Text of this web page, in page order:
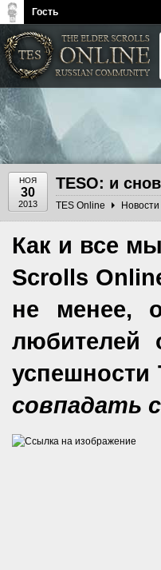
НОЯ
30
2013
TESO: и
TES Online Новости
Как и все
Scrolls
не менее,
любителей
совпадать
The Elder Scrolls, Fallout,
Bethesda Softworks - статьи,
новости, дополнения
Гость